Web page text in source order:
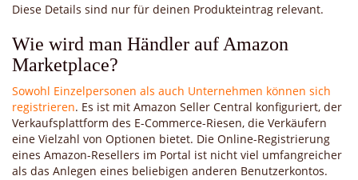
Diese Details sind nur für deinen Produkteintrag relevant.
Wie wird man Händler auf Amazon
Marketplace?
Sowohl Einzelpersonen als auch Unternehmen können sich
registrieren. Es ist mit Amazon Seller Central konfiguriert, der
Verkaufsplattform des E-Commerce-Riesen, die Verkäufern
eine Vielzahl von Optionen bietet. Die Online-Registrierung
eines Amazon-Resellers im Portal ist nicht viel umfangreicher
als das Anlegen eines beliebigen anderen Benutzerkontos.